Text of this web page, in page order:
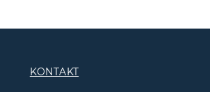
KONTAKT